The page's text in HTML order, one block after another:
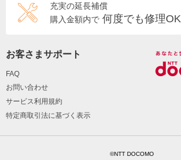
充実の延長補償
購入金額内で 何度でも修理OK
お客さまサポート
FAQ
お問い合わせ
サービス利用規約
特定商取引法に基づく表示
©NTT DOCOMO